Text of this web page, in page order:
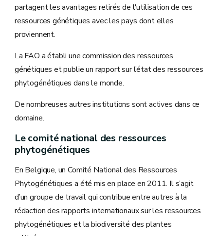
partagent les avantages retirés de l'utilisation de ces
ressources génétiques avec les pays dont elles
proviennent.
La FAO a établi une commission des ressources
génétiques et publie un rapport sur l’état des ressources
phytogénétiques dans le monde.
De nombreuses autres institutions sont actives dans ce
domaine.
Le comité national des ressources
phytogénétiques
En Belgique, un Comité National des Ressources
Phytogénétiques a été mis en place en 2011. Il s’agit
d’un groupe de travail qui contribue entre autres à la
rédaction des rapports internationaux sur les ressources
phytogénétiques et la biodiversité des plantes